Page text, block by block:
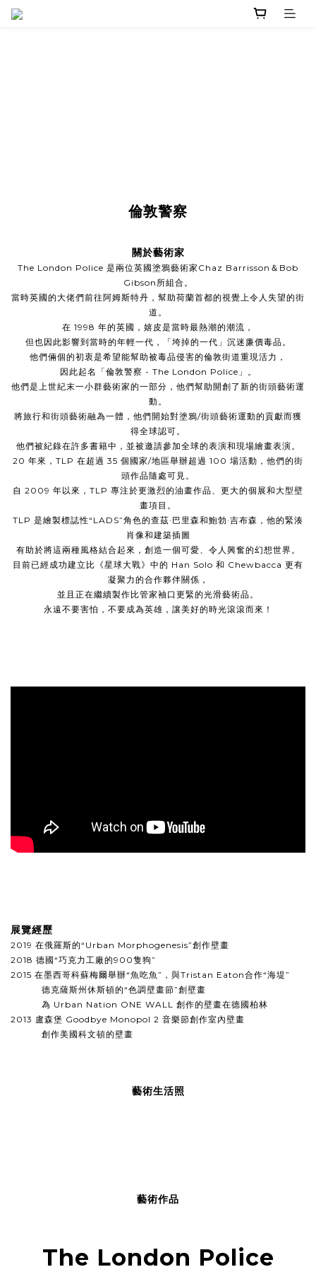
倫敦警察
關於藝術家
The London Police 是兩位英國塗鴉藝術家Chaz Barrisson＆Bob
Gibson所組合。
當時英國的大佬們前往阿姆斯特丹，幫助荷蘭首都的視覺上令人失望的街
道。
在 1998 年的英國，嬉皮是當時最熱潮的潮流，
但也因此影響到當時的年輕一代，「垮掉的一代」沉迷廉價毒品。
他們倆個的初衷是希望能幫助被毒品侵害的倫敦街道重現活力，
因此起名「倫敦警察 - The London Police」。
他們是上世紀末一小群藝術家的一部分，他們幫助開創了新的街頭藝術運
動。
將旅行和街頭藝術融為一體，他們開始對塗鴉/街頭藝術運動的貢獻而獲
得全球認可。
他們被紀錄在許多書籍中，並被邀請參加全球的表演和現場繪畫表演。
20 年來，TLP 在超過 35 個國家/地區舉辦超過 100 場活動， 他們的街
頭作品隨處可見。
自 2009 年以來，TLP 專注於更激烈的油畫作品、更大的個展和大型壁
畫項目。
TLP 是繪製標誌性“LADS”角色的查茲·巴里森和鮑勃·吉布森，他的緊湊
肖像和建築插圖
有助於將這兩種風格結合起來，創造一個可愛、令人興奮的幻想世界。
目前已經成功建立比《星球大戰》中的 Han Solo 和 Chewbacca 更有
凝聚力的合作夥伴關係，
並且正在繼續製作比管家袖口更緊的光滑藝術品。
永遠不要害怕，不要成為英雄，讓美好的時光滾滾而來！
展覽經歷
2019 在俄羅斯的“Urban Morphogenesis”創作壁畫
2018 德國“巧克力工廠的900隻狗”
2015 在墨西哥科蘇梅爾舉辦“魚吃魚”，與Tristan Eaton合作“海堤”
德克薩斯州休斯頓的“色調壁畫節”創壁畫
為 Urban Nation ONE WALL 創作的壁畫在德國柏林
2013 盧森堡 Goodbye Monopol 2 音樂節創作室內壁畫
創作美國科文頓的壁畫
藝術生活照
藝術作品
The London Police